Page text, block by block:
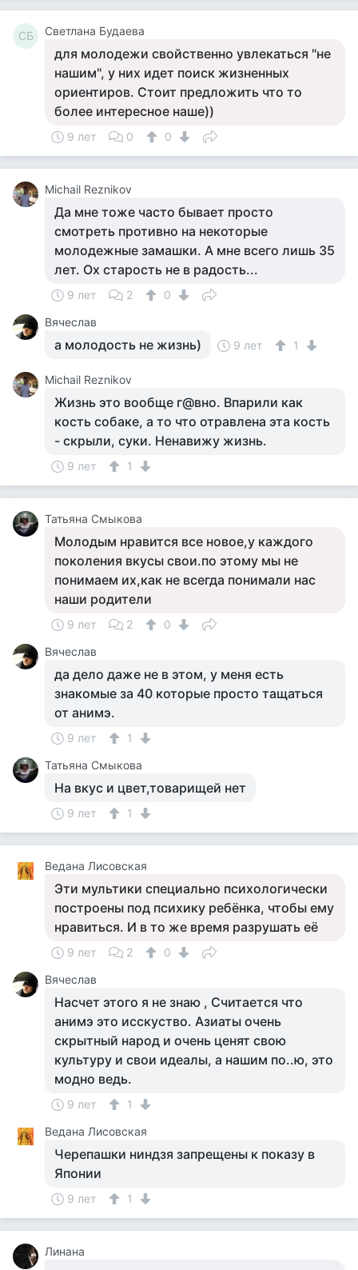
СБ Светлана Будаева
для молодежи свойственно увлекаться "не
нашим", у них идет поиск жизненных
ориентиров. Стоит предложить что то
более интересное наше))
9 лет 0 0
Michail Reznikov
Да мне тоже часто бывает просто
смотреть противно на некоторые
молодежные замашки. А мне всего лишь 35
лет. Ох старость не в радость...
9 лет 2
0
Вячеслав
а молодость не жизнь) 9 лет 1
Michail Reznikov
Жизнь это вообще г@вно. Впарили как
кость собаке, а то что отравлена эта кость
- скрыли, суки. Ненавижу жизнь.
9 лет 1
Татьяна Смыкова
Молодым нравится все новое,у каждого
поколения вкусы свои.по этому мы не
понимаем их,как не всегда понимали нас
наши родители
9 лет 2
0
Вячеслав
да дело даже не в этом, у меня есть
знакомые за 40 которые просто тащаться
от анимэ.
9 лет
1
Татьяна Смыкова
На вкус и цвет,товарищей нет
9 лет 1
Ведана Лисовская
Эти мультики специально психологически
построены под психику ребёнка, чтобы ему
нравиться. И в то же время разрушать её
9 лет 2
0
Вячеслав
Насчет этого я не знаю , Считается что
анимэ это исскуство. Азиаты очень
скрытный народ и очень ценят свою
культуру и свои идеалы, а нашим по..ю, это
модно ведь.
9 лет
1
Ведана Лисовская
Черепашки ниндзя запрещены к показу в
Японии
9 лет 1
Линана